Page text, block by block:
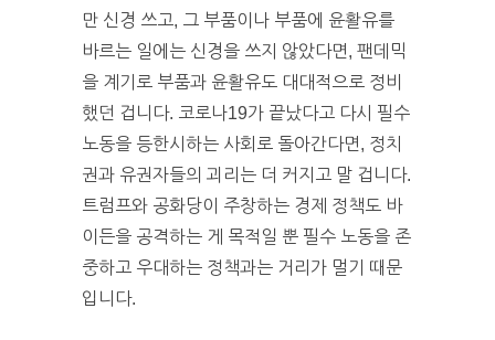
만 신경 쓰고, 그 부품이나 부품에 윤활유를
바르는 일에는 신경을 쓰지 않았다면, 팬데믹
을 계기로 부품과 윤활유도 대대적으로 정비
했던 겁니다. 코로나19가 끝났다고 다시 필수
노동을 등한시하는 사회로 돌아간다면, 정치
권과 유권자들의 괴리는 더 커지고 말 겁니다.
트럼프와 공화당이 주창하는 경제 정책도 바
이든을 공격하는 게 목적일 뿐 필수 노동을 존
중하고 우대하는 정책과는 거리가 멀기 때문
입니다.